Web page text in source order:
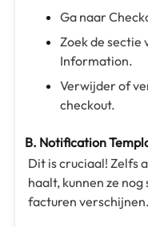
Ga naar
Zoek de sectie
Information.
Verwijder of
checkout.
B. Notification
Dit is cruciaal! Zelfs
haalt, kunnen ze
facturen verschijnen.